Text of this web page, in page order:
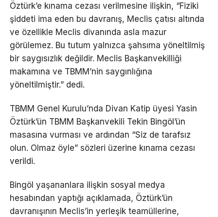
Öztürk’e kınama cezası verilmesine ilişkin, “Fiziki
şiddeti ima eden bu davranış, Meclis çatısı altında
ve özellikle Meclis divanında asla mazur
görülemez. Bu tutum yalnızca şahsıma yöneltilmiş
bir saygısızlık değildir. Meclis Başkanvekilliği
makamına ve TBMM’nin saygınlığına
yöneltilmiştir.” dedi.
TBMM Genel Kurulu’nda Divan Katip üyesi Yasin
Öztürk’ün TBMM Başkanvekili Tekin Bingöl’ün
masasına vurması ve ardından “Siz de tarafsız
olun. Olmaz öyle” sözleri üzerine kınama cezası
verildi.
Bingöl yaşananlara ilişkin sosyal medya
hesabından yaptığı açıklamada, Öztürk’ün
davranışının Meclis’in yerleşik teamüllerine,